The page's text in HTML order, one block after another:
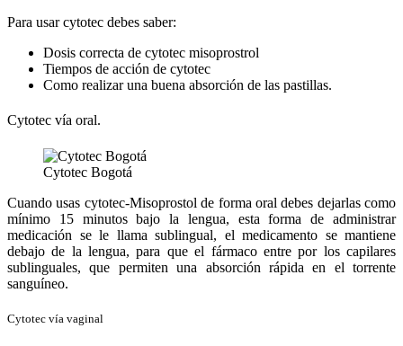
Para usar cytotec debes saber:
Dosis correcta de cytotec misoprostrol
Tiempos de acción de cytotec
Como realizar una buena absorción de las pastillas.
Cytotec vía oral.
Cytotec Bogotá
Cuando usas cytotec-Misoprostol de forma oral debes dejarlas como
mínimo 15 minutos bajo la lengua, esta forma de administrar
medicación se le llama sublingual, el medicamento se mantiene
debajo de la lengua, para que el fármaco entre por los capilares
sublinguales, que permiten una absorción rápida en el torrente
sanguíneo.
Cytotec vía vaginal